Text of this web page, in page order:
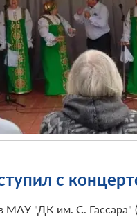
с
МАУ "ДК им. С. Гассара"